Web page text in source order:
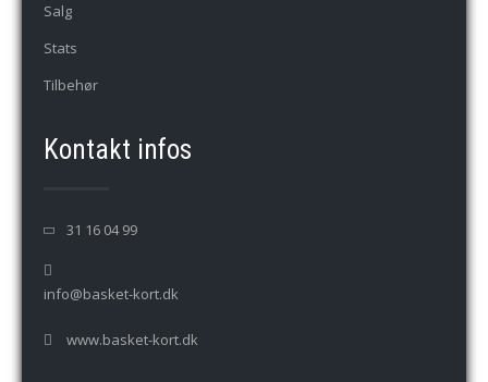
Salg
Stats
Tilbehør
Kontakt infos
31 16 04 99
info@basket-kort.dk
www.basket-kort.dk